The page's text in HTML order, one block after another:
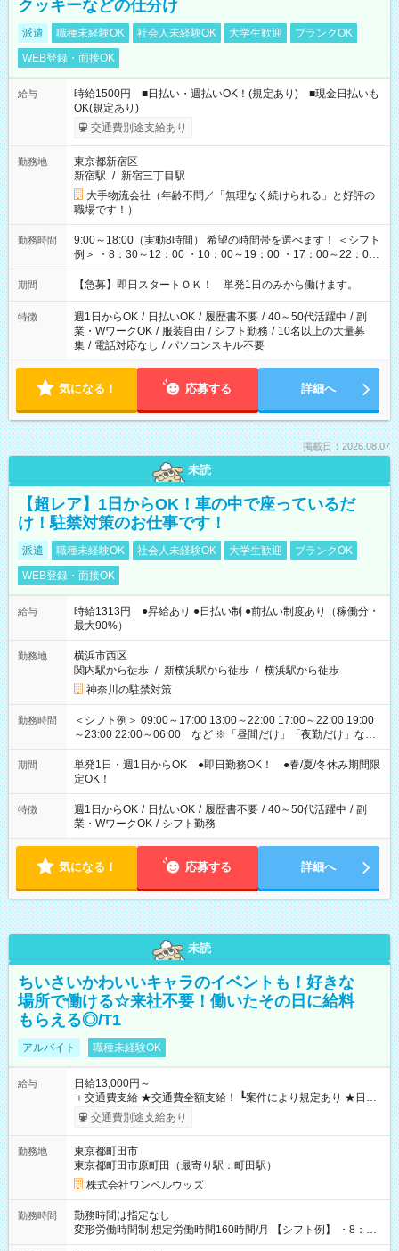
クッキーなどの仕分け
派遣 職種未経験OK 社会人未経験OK 大学生歓迎
ブランクOK
WEB登録・面接OK
給与
時給1500円 ■日払い・週払いOK！(規定あり) ■現金日払いも
OK(規定あり)
交通費別途支給あり
勤務地
東京都新宿区
新宿駅 / 新宿三丁目駅
大手物流会社（年齢不問／「無理なく続けられる」と好評の
職場です！）
勤務時間
9:00～18:00（実動8時間） 希望の時間帯を選べます！ ＜シフト
例＞ ・8：30～12：00 ・10：00～19：00 ・17：00～22：00
・13：00～22：00 ・22：00～翌6：00 など
期間 【急募】即日スタートＯＫ！ 単発1日のみから働けます。
特徴 週1日からOK / 日払いOK / 履歴書不要 / 40～50代活躍中 / 副
業・WワークOK / 服装自由 / シフト勤務 / 10名以上の大量募
集 / 電話対応なし / パソコンスキル不要
気になる！ 応募する 詳細へ
掲載日：2026.08.07
未読
【超レア】1日からOK！車の中で座っているだ
け！駐禁対策のお仕事です！
派遣 職種未経験OK 社会人未経験OK 大学生歓迎
ブランクOK
WEB登録・面接OK
給与
時給1313円 ●昇給あり ●日払い制 ●前払い制度あり（稼働分・
最大90%）
勤務地
横浜市西区
関内駅から徒歩 / 新横浜駅から徒歩 / 横浜駅から徒歩
神奈川の駐禁対策
勤務時間
＜シフト例＞ 09:00～17:00 13:00～22:00 17:00～22:00 19:00
～23:00 22:00～06:00 など ※「昼間だけ」「夜勤だけ」など
の希望OK
期間
単発1日・週1日からOK ●即日勤務OK！ ●春/夏/冬休み期間限
定OK！
特徴 週1日からOK / 日払いOK / 履歴書不要 / 40～50代活躍中 / 副
業・WワークOK / シフト勤務
気になる！ 応募する 詳細へ
未読
ちいさいかわいいキャラのイベントも！好きな
場所で働ける☆来社不要！働いたその日に給料
もらえる◎/T1
アルバイト 職種未経験OK
給与
日給13,000円～
＋交通費支給 ★交通費全額支給！ ┗案件により規定あり ★日払
いOK！（規定あり） ┗働いたその日に現金GET♪ お仕事後はコ
ンビニATMから 日払い分を引き落とせます！ 【試用期間】試
交通費別途支給あり
勤務地
東京都町田市
東京都町田市原町田（最寄り駅：町田駅）
株式会社ワンベルウッズ
勤務時間
勤務時間は指定なし
変形労働時間制 想定労働時間160時間/月 【シフト例】 ・8：00
～21：00